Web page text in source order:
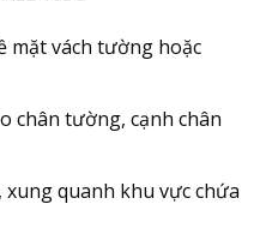
mặt vách tường hoặc
chân tường, cạnh chân
quanh khu vực chứa